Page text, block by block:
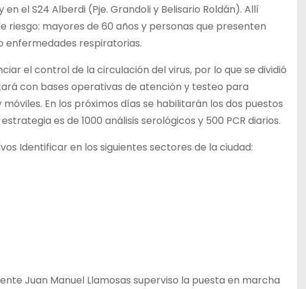
el S24 Alberdi (Pje. Grandoli y Belisario Roldán). Allí
mayores de 60 años y personas que presenten
enfermedades respiratorias.
el control de la circulación del virus, por lo que se dividió
con bases operativas de atención y testeo para
En los próximos días se habilitarán los dos puestos
es de 1000 análisis serológicos y 500 PCR diarios.
Identificar en los siguientes sectores de la ciudad:
Juan Manuel Llamosas superviso la puesta en marcha